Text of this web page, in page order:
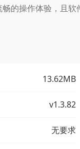
的操作体验，且软
13.62MB
v1.3.82
无要求